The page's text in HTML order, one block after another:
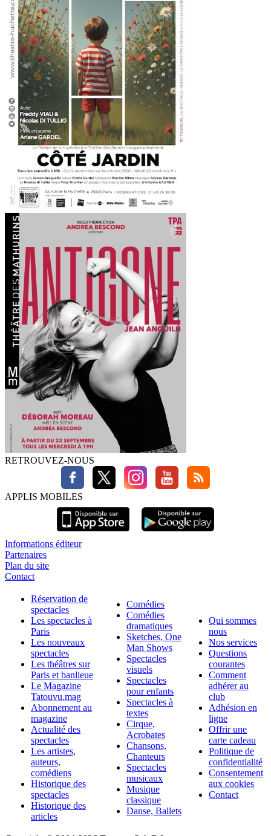
RETROUVEZ-NOUS
APPLIS MOBILES
Informations éditeur
Partenaires
Plan du site
Contact
Réservation de
spectacles
Les spectacles à
Paris
Les nouveaux
spectacles
Les théâtres sur
Paris et banlieue
Le Magazine
Tatouvu.mag
Abonnement au
magazine
Actualité des
spectacles
Les artistes,
auteurs,
comédiens
Historique des
spectacles
Historique des
articles
Comédies
Comédies
dramatiques
Sketches, One
Man Shows
Spectacles
visuels
Spectacles
pour enfants
Spectacles à
textes
Cirque,
Acrobates
Chansons,
Chanteurs
Spectacles
musicaux
Musique
classique
Danse, Ballets
Qui sommes
nous
Nos services
Questions
courantes
Comment
adhérer au
club
Adhésion en
ligne
Offrir une
carte cadeau
Politique de
confidentialité
Consentement
aux cookies
Contact